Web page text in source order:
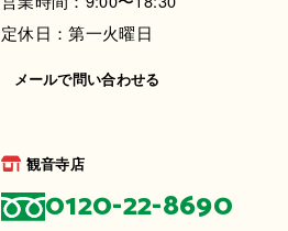
定休日：第一火曜日
メールで問い合わせる
観音寺店
0120-22-8690